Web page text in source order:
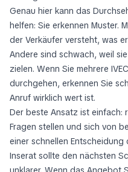
Genau hier kann das
helfen: Sie erkennen Muster.
der Verkäufer versteht, was
Andere sind schwach, weil
zielen. Wenn Sie mehrere
durchgehen, erkennen Sie
Anruf wirklich wert ist.
Der beste Ansatz ist einfach:
Fragen stellen und sich von
einer schnellen Entscheidung
Inserat sollte den nächsten